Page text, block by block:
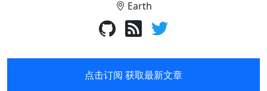
Earth
点击订阅 获取最新文章